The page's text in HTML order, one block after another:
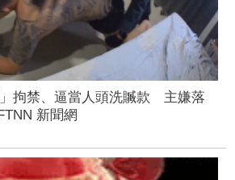
拘禁、逼當人頭洗贓款 主嫌落
新聞網